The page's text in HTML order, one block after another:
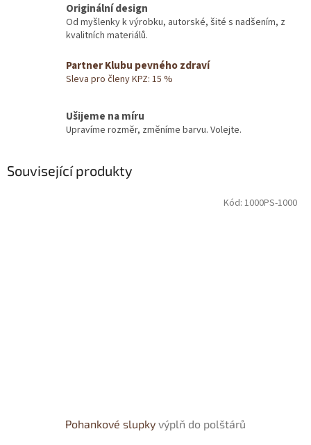
Originální design
Od myšlenky k výrobku, autorské, šité s nadšením, z
kvalitních materiálů.
Partner Klubu pevného zdraví
Sleva pro členy KPZ: 15 %
Ušijeme na míru
Upravíme rozměr, změníme barvu. Volejte.
Související produkty
Pohankové slupky výplň do polštárů
Kód: 1000PS-1000